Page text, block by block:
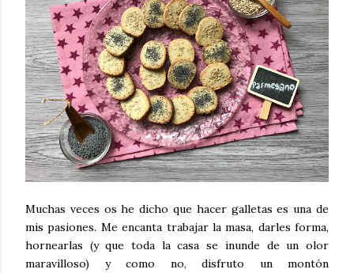
Muchas veces os he dicho que hacer galletas es una de
mis pasiones. Me encanta trabajar la masa, darles forma,
hornearlas (y que toda la casa se inunde de un olor
maravilloso) y como no, disfruto un montón